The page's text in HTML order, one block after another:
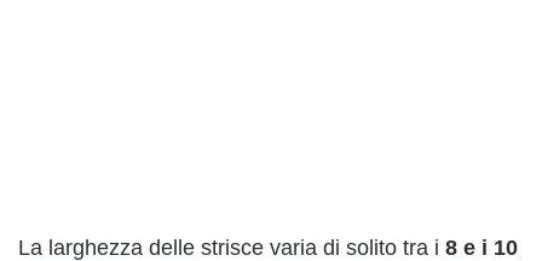
La larghezza delle strisce varia di solito tra i 8 e i 10